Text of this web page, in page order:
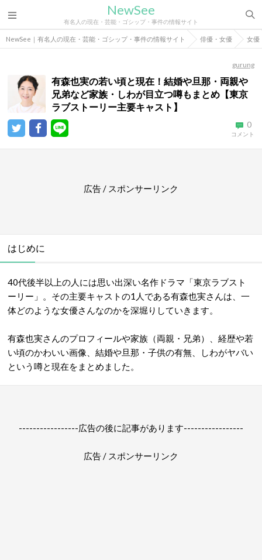
NewSee
有名人の現在・芸能・ゴシップ・事件の情報サイト
NewSee｜有名人の現在・芸能・ゴシップ・事件の情報サイト 俳優・女優 女優
gurung
有森也実の若い頃と現在！結婚や旦那・両親や
兄弟など家族・しわが目立つ噂もまとめ【東京
ラブストーリー主要キャスト】
0
コメント
広告 / スポンサーリンク
はじめに
40代後半以上の人には思い出深い名作ドラマ「東京ラブスト
ーリー」。その主要キャストの1人である有森也実さんは、一
体どのような女優さんなのかを深堀りしていきます。
有森也実さんのプロフィールや家族（両親・兄弟）、経歴や若
い頃のかわいい画像、結婚や旦那・子供の有無、しわがヤバい
という噂と現在をまとめました。
-----------------広告の後に記事があります-----------------
広告 / スポンサーリンク